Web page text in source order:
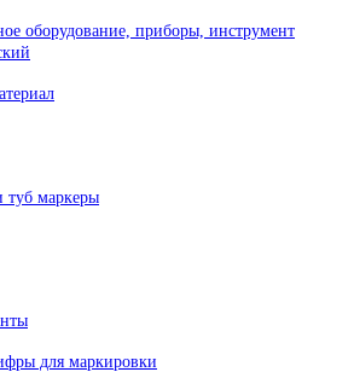
оборудование, приборы, инструмент
туб маркеры
для маркировки